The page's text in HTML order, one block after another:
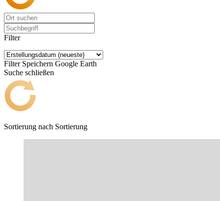
Filter
Filter Speichern Google Earth
Suche schließen
Sortierung nach Sortierung